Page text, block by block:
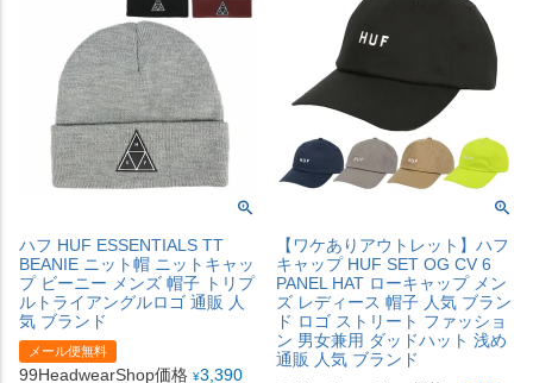
ハフ HUF ESSENTIALS TT
BEANIE ニット帽 ニットキャッ
プ ビーニー メンズ 帽子 トリプ
ルトライアングルロゴ 通販 人
気 ブランド
メール便無料
99HeadwearShop価格 ¥3,390
【ワケありアウトレット】ハフ
キャップ HUF SET OG CV 6
PANEL HAT ローキャップ メン
ズ レディース 帽子 人気 ブラン
ド ロゴ ストリート ファッショ
ン 男女兼用 ダッドハット 浅め
通販 人気 ブランド